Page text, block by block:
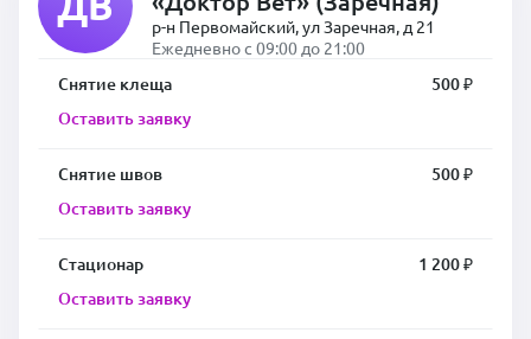
р-н Первомайский, ул Заречная, д 21
Ежедневно с 09:00 до 21:00
Снятие клеща
500 ₽
Оставить заявку
Снятие швов
500 ₽
Оставить заявку
Стационар
1 200 ₽
Оставить заявку